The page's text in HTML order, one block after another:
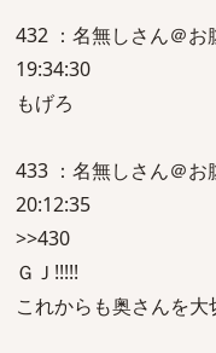
432 ：名無しさん＠
19:34:30
もげろ
433 ：名無しさん＠
20:12:35
>>430
ＧＪ!!!!!
これからも奥さんを大